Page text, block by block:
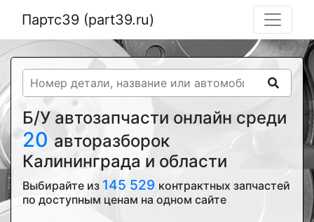
Партс39 (part39.ru)
Б/У автозапчасти онлайн среди
20 авторазборок
Калининграда и области
Выбирайте из 145 529 контрактных запчастей
по доступным ценам на одном сайте